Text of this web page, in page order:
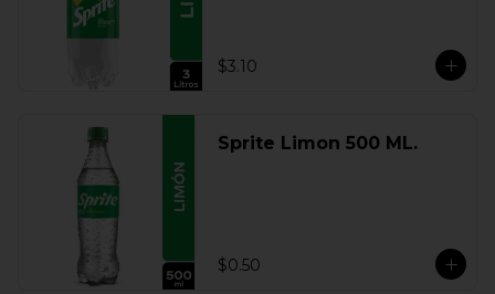
$3.10
Sprite Limon 500 ML.
$0.50